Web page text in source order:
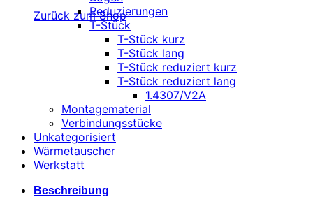
Zurück zum ShopReduzierungen
T-Stück
T-Stück kurz
T-Stück lang
T-Stück reduziert kurz
T-Stück reduziert lang
1.4307/V2A
Montagematerial
Verbindungsstücke
Unkategorisiert
Wärmetauscher
Werkstatt
Beschreibung